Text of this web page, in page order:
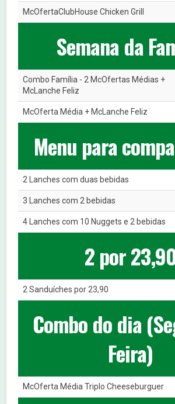
McOfertaClubHouse Chicken Grill
Semana da
Combo Família - 2 McOfertas Médias +
McLanche Feliz
McOferta Média + McLanche Feliz
Menu para
2 Lanches com duas bebidas
3 Lanches com 2 bebidas
4 Lanches com 10 Nuggets e 2 bebidas
2 por
2 Sanduíches por 23,90
Combo do dia
Feira)
McOferta Média Triplo Cheeseburguer